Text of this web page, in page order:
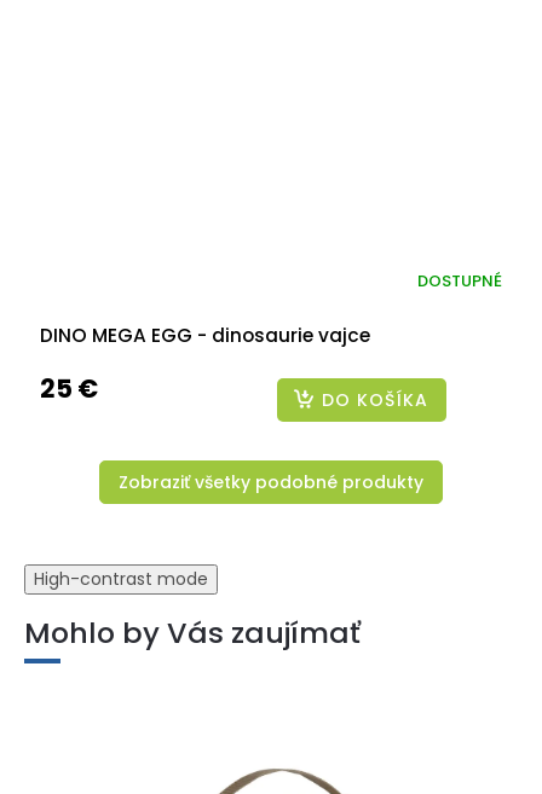
DINO MEGA EGG - dinosaurie vajce
DOSTUPNÉ
25 € DO KOŠÍKA
Zobraziť všetky podobné produkty
High-contrast mode
Mohlo by Vás zaujímať